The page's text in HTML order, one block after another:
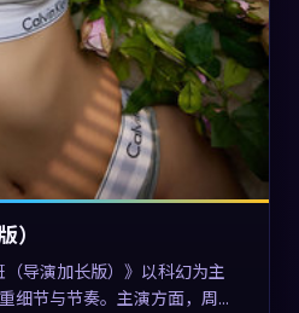
）
导演加长版）》以科幻为主
细节与节奏。主演方面，周冬